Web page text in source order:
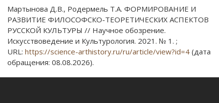
Мартынова Д.В., Родермель Т.А. ФОРМИРОВАНИЕ И
РАЗВИТИЕ ФИЛОСОФСКО-ТЕОРЕТИЧЕСКИХ АСПЕКТОВ
РУССКОЙ КУЛЬТУРЫ // Научное обозрение.
Искусствоведение и Культурология. 2021. № 1. ;
URL: https://science-arthistory.ru/ru/article/view?id=4 (дата
обращения: 08.08.2026).